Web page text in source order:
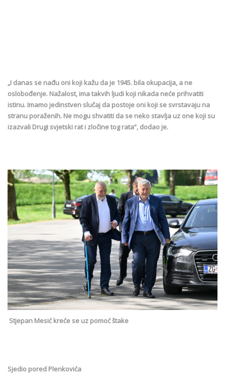
„I danas se nađu oni koji kažu da je 1945. bila okupacija, a ne
oslobođenje. Nažalost, ima takvih ljudi koji nikada neće prihvatiti
istinu. Imamo jedinstven slučaj da postoje oni koji se svrstavaju na
stranu poraženih. Ne mogu shvatiti da se neko stavlja uz one koji su
izazvali Drugi svjetski rat i zločine tog rata“, dodao je.
Stjepan Mesić kreće se uz pomoć štake
Sjedio pored Plenkovića